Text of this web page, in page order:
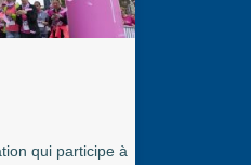
qui participe à